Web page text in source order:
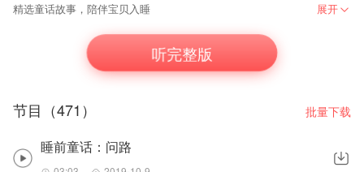
精选童话故事，陪伴宝贝入睡 展开
听完整版
节目（471） 批量下载
睡前童话：问路